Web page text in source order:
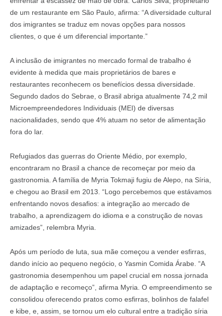
de um restaurante em São Paulo, afirma: “A diversidade cultural
dos imigrantes se traduz em novas opções para nossos
clientes, o que é um diferencial importante.”
A inclusão de imigrantes no mercado formal de trabalho é
evidente à medida que mais proprietários de bares e
restaurantes reconhecem os benefícios dessa diversidade.
Segundo dados do Sebrae, o Brasil abriga atualmente 74,2 mil
Microempreendedores Individuais (MEI) de diversas
nacionalidades, sendo que 4% atuam no setor de alimentação
fora do lar.
Refugiados das guerras do Oriente Médio, por exemplo,
encontraram no Brasil a chance de recomeçar por meio da
gastronomia. A família de Myria Tokmaji fugiu de Alepo, na Síria,
e chegou ao Brasil em 2013. “Logo percebemos que estávamos
enfrentando novos desafios: a integração ao mercado de
trabalho, a aprendizagem do idioma e a construção de novas
amizades”, relembra Myria.
Após um período de luta, sua mãe começou a vender esfirras,
dando início ao pequeno negócio, o Yasmin Comida Árabe. “A
gastronomia desempenhou um papel crucial em nossa jornada
de adaptação e recomeço”, afirma Myria. O empreendimento se
consolidou oferecendo pratos como esfirras, bolinhos de falafel
e kibe, e, assim, se tornou um elo cultural entre a tradição síria